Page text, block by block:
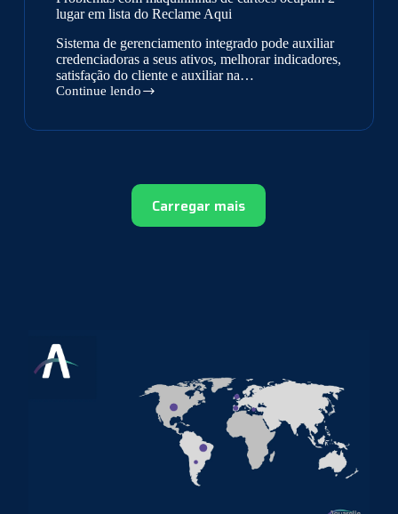
lugar em lista do Reclame Aqui
Sistema de gerenciamento integrado pode auxiliar
credenciadoras a seus ativos, melhorar indicadores,
satisfação do cliente e auxiliar na…
Continue lendo
Problemas
maquininhas
Carregar mais